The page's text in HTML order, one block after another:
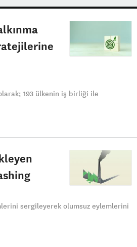
193 ülkenin iş birliği ile
sergileyerek olumsuz eylemlerini